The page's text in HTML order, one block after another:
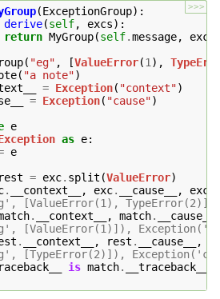
>>>
(ExceptionGroup):
derive(self, excs):
return MyGroup(self.message, excs
( "eg" , [ValueError(1 ),
( "a note")
= Exception( "context")
= Exception( "cause")
e
as e:
e
rest = exc. split (ValueError)
. __context__ , exc. __cause__ , exc
[ValueError(1),
. __context__ , match. __cause__
[ValueError(1)]),
. __context__ , rest . __cause__ ,
[TypeError(2)]),
is match. __traceback__